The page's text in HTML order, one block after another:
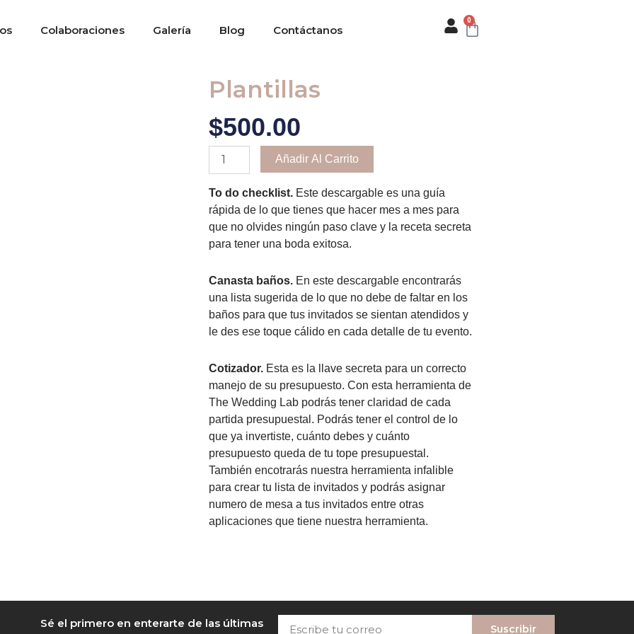
Colaboraciones Galería Blog Contáctanos
0
Carrito
Plantillas
$500.00
Plantillas
cantidad
Añadir Al Carrito
To do checklist.Este descargable es una guía
rápida de lo que tienes que hacer mes a mes para
que no olvides ningún paso clave y la receta secreta
para tener una boda exitosa.
Canasta baños.En este descargable encontrarás
una lista sugerida de lo que no debe de faltar en los
baños para que tus invitados se sientan atendidos y
le des ese toque cálido en cada detalle de tu evento.
Cotizador.Esta es la llave secreta para un correcto
manejo de su presupuesto. Con esta herramienta de
The Wedding Lab podrás tener claridad de cada
partida presupuestal. Podrás tener el control de lo
que ya invertiste, cuánto debes y cuánto
presupuesto queda de tu tope presupuestal.
También encotrarás nuestra herramienta infalible
para crear tu lista de invitados y podrás asignar
numero de mesa a tus invitados entre otras
aplicaciones que tiene nuestra herramienta.
Sé el primero en enterarte de las últimas
Suscribir